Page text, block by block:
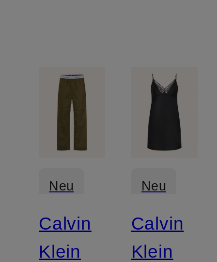
Neu
Calvin
Klein
Neu
Calvin
Klein